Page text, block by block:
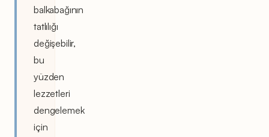
balkabağının
tatlılığı
değişebilir,
bu
yüzden
lezzetleri
dengelemek
için